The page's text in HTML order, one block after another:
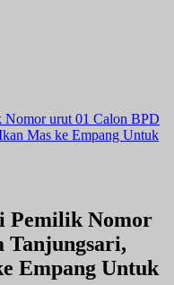
urut 01 Calon BPD
Mas ke Empang Untuk
Pemilik Nomor
Tanjungsari,
Empang Untuk